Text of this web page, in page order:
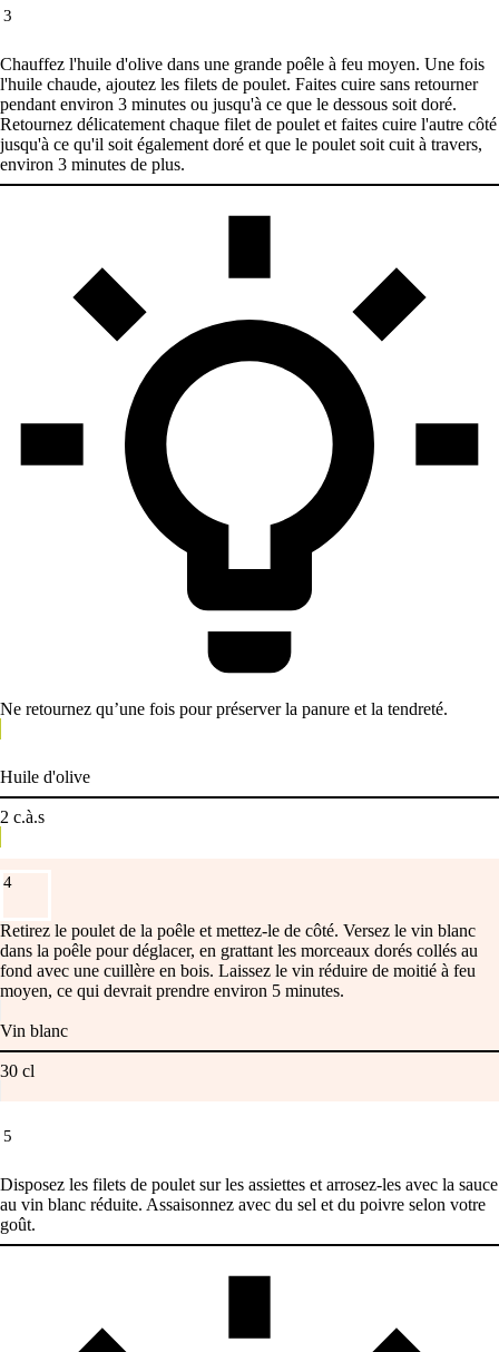
3
Chauffez l'huile d'olive dans une grande poêle à feu moyen. Une fois
l'huile chaude, ajoutez les filets de poulet. Faites cuire sans retourner
pendant environ 3 minutes ou jusqu'à ce que le dessous soit doré.
Retournez délicatement chaque filet de poulet et faites cuire l'autre côté
jusqu'à ce qu'il soit également doré et que le poulet soit cuit à travers,
environ 3 minutes de plus.
Ne retournez qu’une fois pour préserver la panure et la tendreté.
Huile d'olive
2 c.à.s
4
Retirez le poulet de la poêle et mettez-le de côté. Versez le vin blanc
dans la poêle pour déglacer, en grattant les morceaux dorés collés au
fond avec une cuillère en bois. Laissez le vin réduire de moitié à feu
moyen, ce qui devrait prendre environ 5 minutes.
Vin blanc
30 cl
5
Disposez les filets de poulet sur les assiettes et arrosez-les avec la sauce
au vin blanc réduite. Assaisonnez avec du sel et du poivre selon votre
goût.